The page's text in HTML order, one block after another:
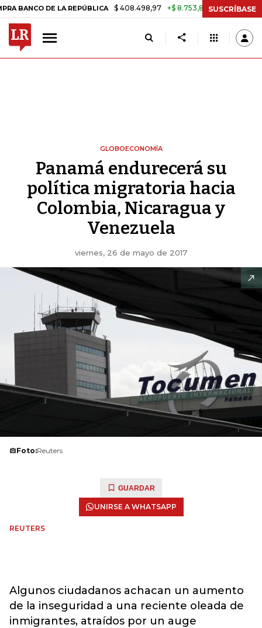
DE LA REPÚBLICA $ 408.498,97 +$ 8.753,81 +2,19% TASA DE
SUSCRÍBASE
GLOBOECONOMÍA
Panamá endurecerá su
política migratoria hacia
Colombia, Nicaragua y
Venezuela
viernes, 26 de mayo de 2017
Foto:Reuters
GUARDAR
UNIRSE A WHATSAPP
REUTERS
Algunos ciudadanos achacan un aumento
de la inseguridad a una reciente oleada de
inmigrantes, atraídos por un auge